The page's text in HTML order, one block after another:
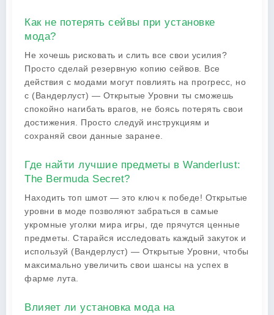
Как не потерять сейвы при установке
мода?
Не хочешь рисковать и слить все свои усилия?
Просто сделай резервную копию сейвов. Все
действия с модами могут повлиять на прогресс, но
с (Вандерлуст) — Открытые Уровни ты сможешь
спокойно нагибать врагов, не боясь потерять свои
достижения. Просто следуй инструкциям и
сохраняй свои данные заранее.
Где найти лучшие предметы в Wanderlust:
The Bermuda Secret?
Находить топ шмот — это ключ к победе! Открытые
уровни в моде позволяют забраться в самые
укромные уголки мира игры, где прячутся ценные
предметы. Старайся исследовать каждый закуток и
используй (Вандерлуст) — Открытые Уровни, чтобы
максимально увеличить свои шансы на успех в
фарме лута.
Влияет ли установка мода на